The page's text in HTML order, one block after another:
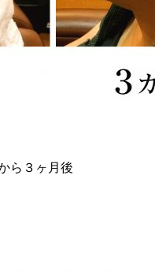
ら３ヶ月後